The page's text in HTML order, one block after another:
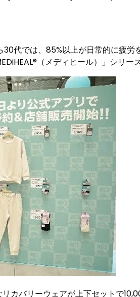
代では、85%以上が日常的に疲
（メディヒール）」シリー
カバリーウェアが上下セットで